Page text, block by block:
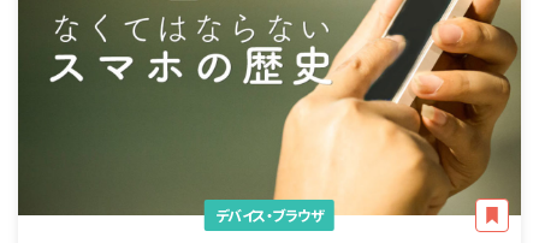
デバイス・ブラウザ